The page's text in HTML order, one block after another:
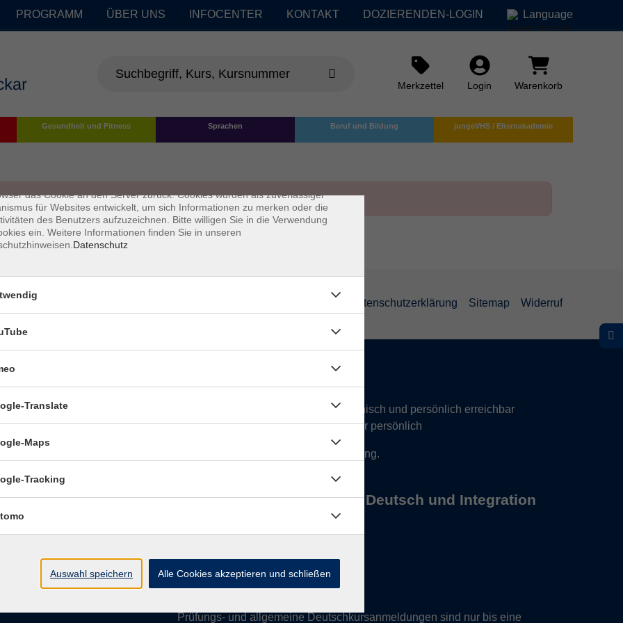
PROGRAMM ÜBER UNS INFOCENTER KONTAKT DOZIERENDEN-LOGIN Language
Merkzettel Login Warenkorb
Gesundheit und Fitness Sprachen Beruf und Bildung jungeVHS / Elternakademie
Datenschutzerklärung Sitemap Widerruf
Öffnungszeiten:
9–12.30 Uhr telefonisch und persönlich erreichbar
Mo–Do nachmittags:13.30–17 Uhr nur persönlich
Termine für Beratung nach Vereinbarung.
Öffnungszeiten des Büros Deutsch und Integration
Mi9-12 Uhr
Do & Frgeschlossen
Prüfungs- und allgemeine Deutschkursanmeldungen sind nur bis eine
sind kleine Datenmengen, die von einer Website gesendet und vom
das Cookie an den Server zurück. Cookies wurden als zuverlässiger
für Websites entwickelt, um sich Informationen zu merken oder die
des Benutzers aufzuzeichnen. Bitte willigen Sie in die Verwendung
ein. Weitere Informationen finden Sie in unseren
Datenschutz
×
Translate
Maps
Tracking
Auswahl speichern Alle Cookies akzeptieren und schließen